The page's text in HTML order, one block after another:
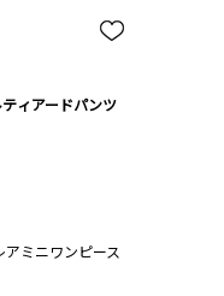
ィアードパンツ